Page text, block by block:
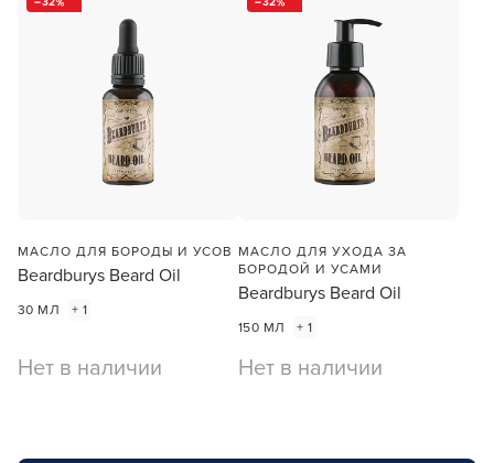
МАСЛО ДЛЯ БОРОДЫ И УСОВ
Beardburys Beard Oil
30 МЛ + 1
Нет в наличии
МАСЛО ДЛЯ УХОДА ЗА
БОРОДОЙ И УСАМИ
Beardburys Beard Oil
150 МЛ + 1
Нет в наличии